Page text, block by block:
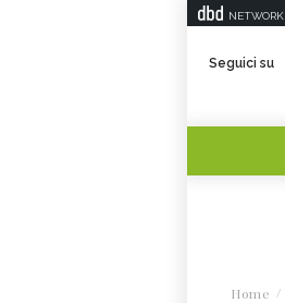
NETWORK
Seguici su
Home